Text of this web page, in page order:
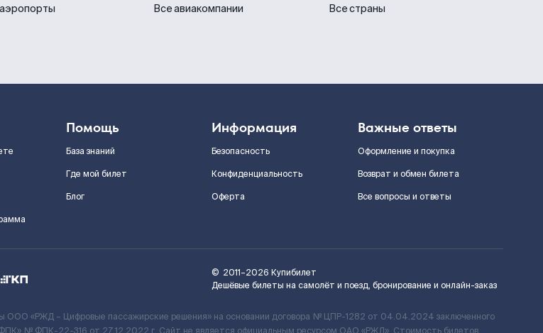
Все авиакомпании
Все страны
Помощь
База знаний
Где мой билет
Блог
Информация
Безопасность
Конфиденциальность
Оферта
Важные ответы
Оформление и покупка
Возврат и обмен билета
Все вопросы и ответы
© 2011–2026 Купибилет
Дешёвые билеты на самолёт и поезд, бронирование и онлайн-заказ
«РЖД – Цифровые пассажирские решения» на основании договора № ЦПР-1282 от 04.04.2024 заключенного